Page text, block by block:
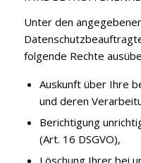
Unter den
folgende Rechte
Auskunft über Ihre
und deren
Berichtigung
(Art. 16 DSGVO),
Löschung Ihrer bei